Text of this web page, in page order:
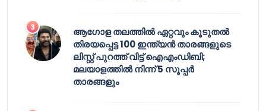
ആഗോള തലത്തിൽ ഏറ്റവും കൂടുതൽ
തിരയപ്പെട്ട 100 ഇന്ത്യൻ താരങ്ങളുടെ
ലിസ്റ്റ് പുറത്ത് വിട്ട് ഐഎംഡിബി;
മലയാളത്തിൽ നിന്ന് 5 സൂപ്പർ
താരങ്ങളും